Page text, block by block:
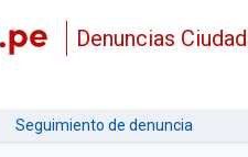
Denuncias
Seguimiento de denuncia